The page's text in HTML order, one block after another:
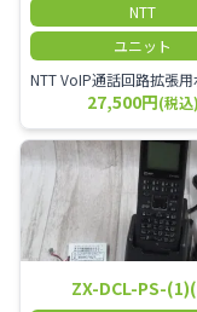
NTT
ユニット
27,500円(税込)
ZX-DCL-PS-